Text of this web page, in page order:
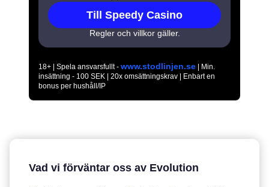
Till Speedy Casino
Regler och villkor gäller.
18+ | Spela ansvarsfullt - www.stodlinjen.se | Min.
insättning - 100 SEK | 20x omsättningskrav | Enbart en
bonus per hushåll/IP
Vad vi förväntar oss av Evolution